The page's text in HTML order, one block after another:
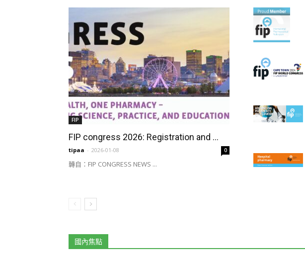
FIP
FIP congress 2026: Registration and ...
tipaa - 2026-01-08 0
轉自：FIP CONGRESS NEWS ...
國內焦點